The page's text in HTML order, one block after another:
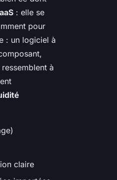
: elle se
pour
: un logiciel à
à
claire